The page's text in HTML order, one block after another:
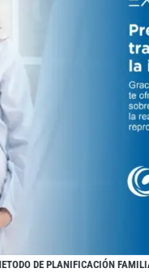
DE PLANIFICACIÓN